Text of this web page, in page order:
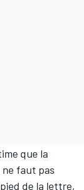
que la
faut pas
de la lettre,